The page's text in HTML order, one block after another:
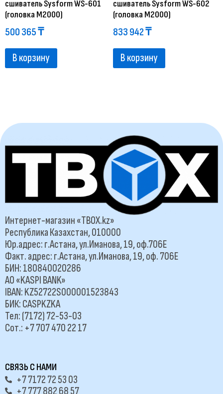
сшиватель Sysform WS-601
(головка M2000)
500 365₸
В корзину
сшиватель Sysform WS-602
(головка M2000)
833 942₸
В корзину
Интернет-магазин «TBOX.kz»
Республика Казахстан, 010000
Юр.адрес: г.Астана, ул.Иманова, 19, оф.706Е
Факт. адрес: г.Астана, ул.Иманова, 19, оф. 706Е
БИН: 180840020286
АО «KASPI BANK»
IBAN: KZ52722S000001523843
БИК: CASPKZKA
Тел: (7172) 72-53-03
Сот.: +7 707 470 22 17
СВЯЗЬ С НАМИ
+7 7172 72 53 03
+7 777 882 68 57